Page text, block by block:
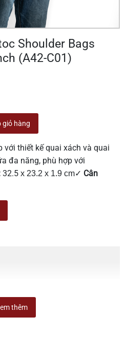
Shoulder Bags
(A42-C01)
giỏ hàng
với thiết kế quai xách và quai
đa năng, phù hợp với
32.5 x 23.2 x 1.9 cm✓ Cân
thêm